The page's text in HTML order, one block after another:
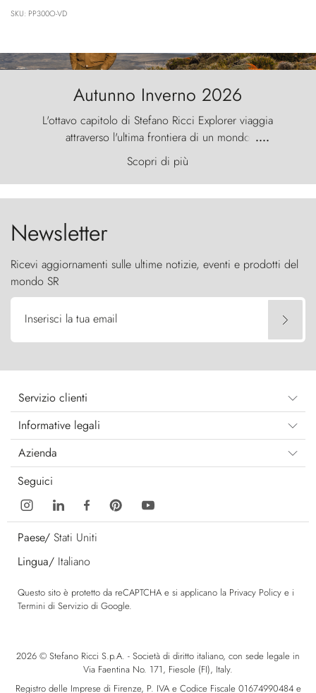
SKU: PP300O-VD
Autunno Inverno 2026
L'ottavo capitolo di Stefano Ricci Explorer viaggia
attraverso l'ultima frontiera di un mondo
primordiale, dove il vento scolpisce la natura con
furia ancestrale e le Torres del Paine sfidano il
cielo come sentinelle di pietra.
....
Scopri di più
Newsletter
Ricevi aggiornamenti sulle ultime notizie, eventi e prodotti del
mondo SR
Inserisci la tua email
Servizio clienti
Informative legali
Azienda
Seguici
Paese/ Stati Uniti
Lingua/ Italiano
Questo sito è protetto da reCAPTCHA e si applicano la Privacy Policy e i
Termini di Servizio di Google.
2026 © Stefano Ricci S.p.A. - Società di diritto italiano, con sede legale in
Via Faentina No. 171, Fiesole (FI), Italy.
Registro delle Imprese di Firenze, P. IVA e Codice Fiscale 01674990484 e